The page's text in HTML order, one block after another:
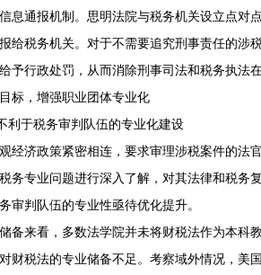
息通报机制。思明法院与税务机关设立点对
给税务机关。对于不需要追究刑事责任的涉
予行政处罚，从而消除刑事司法和税务执法
，增强职业团体专业化
于税务审判队伍的专业化建设
济政策紧密相连，要求审理涉税案件的法
务专业问题进行深入了解，对其法律和税务
审判队伍的专业性亟待优化提升。
来看，多数法学院并未将财税法作为本科
财税法的专业储备不足。考察域外情况，美